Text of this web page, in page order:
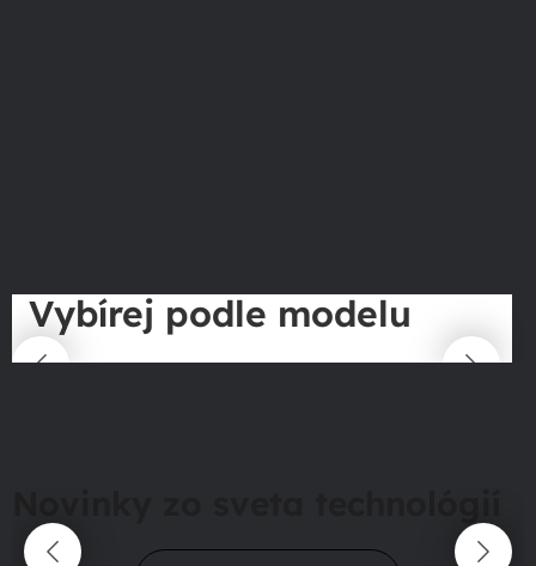
Vybírej podle modelu